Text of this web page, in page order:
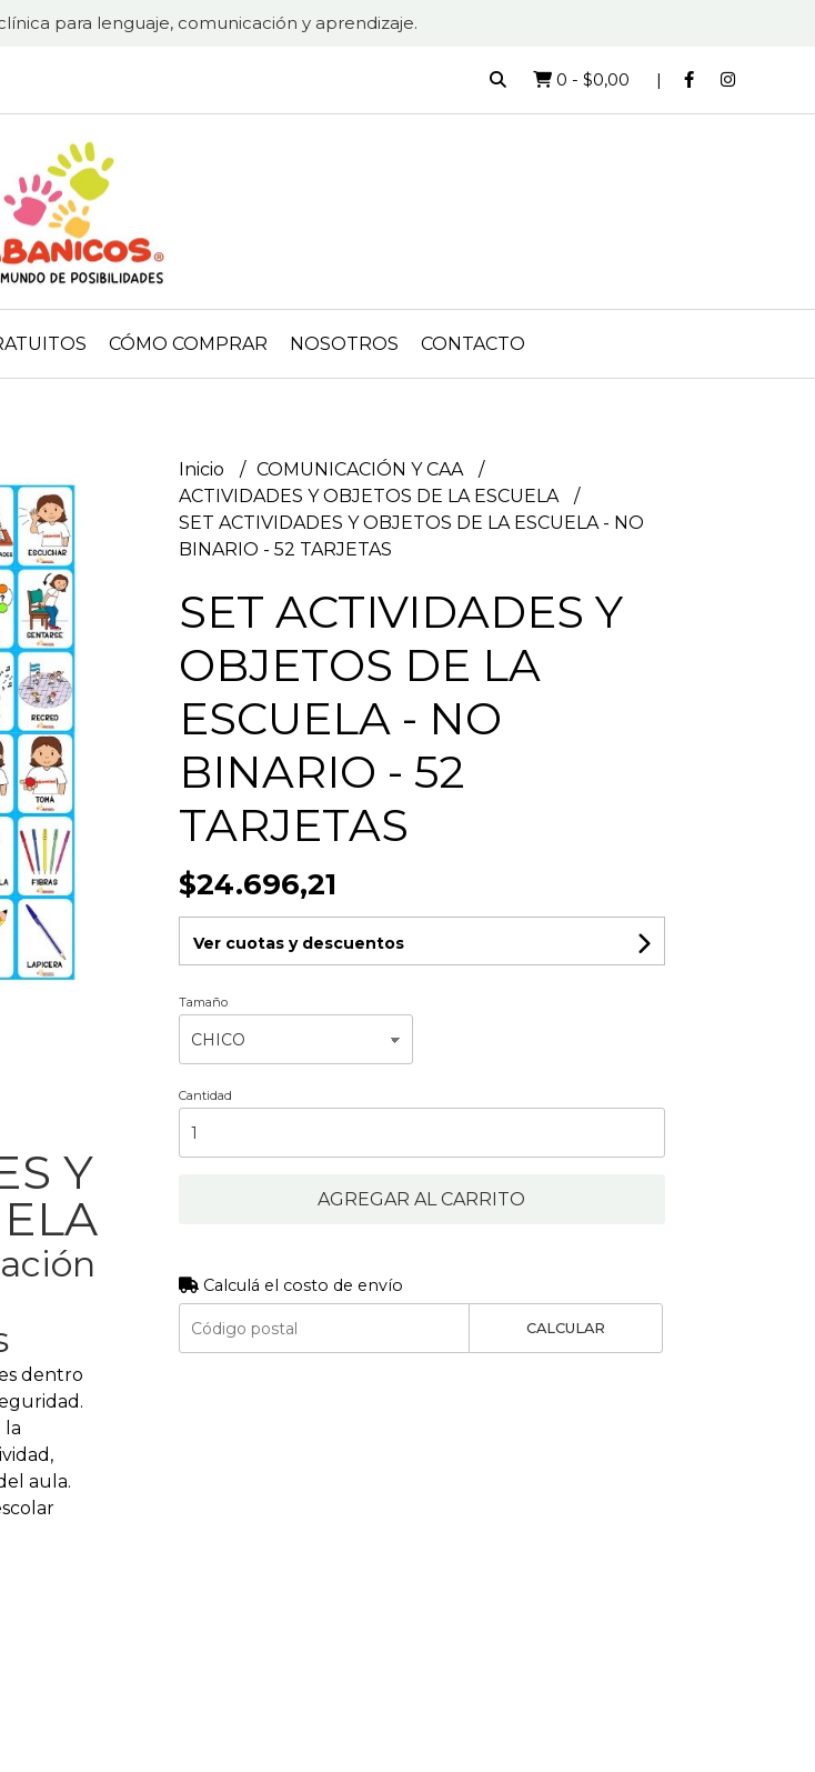
para lenguaje, comunicación y aprendizaje.
0 - $0,00
CÓMO COMPRAR NOSOTROS CONTACTO
Y
dentro
la
aula.
Inicio
COMUNICACIÓN Y CAA
ACTIVIDADES Y OBJETOS DE LA ESCUELA
SET ACTIVIDADES Y OBJETOS DE LA ESCUELA - NO
BINARIO - 52 TARJETAS
SET ACTIVIDADES Y
OBJETOS DE LA
ESCUELA - NO
BINARIO - 52
TARJETAS
$24.696,21
Ver cuotas y descuentos
Tamaño
Cantidad
AGREGAR AL CARRITO
Calculá el costo de envío
CALCULAR